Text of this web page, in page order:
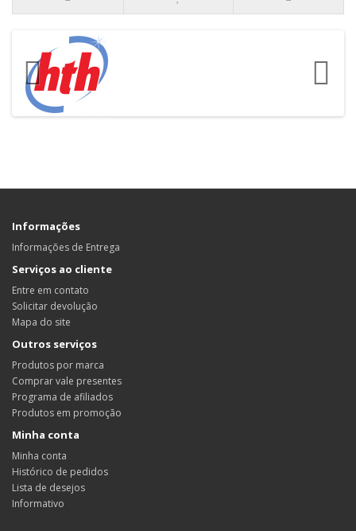
Informações
Informações de Entrega
Serviços ao cliente
Entre em contato
Solicitar devolução
Mapa do site
Outros serviços
Produtos por marca
Comprar vale presentes
Programa de afiliados
Produtos em promoção
Minha conta
Minha conta
Histórico de pedidos
Lista de desejos
Informativo